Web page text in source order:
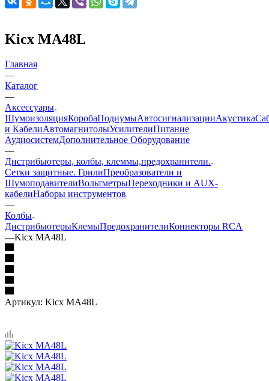
Kicx MA48L
Главная
—
Каталог
—
Аксессуары
ШумоизоляцияКоробаПодиумыАвтосигнализацииАкустика
и КабелиАвтомагнитолыУсилителиПитание
АудиосистемДополнительное Оборудование
—
Дистрибьютеры, колбы, клеммы,предохранители.
Сетки защитные. ГрилиПреобразователи и
ШумоподавителиВольтметрыПереходники и AUX-
кабелиНаборы инструментов
—
Колбы
ДистрибьютерыКлемыПредохранителиКоннекторы RCA
—Kicx MA48L
Артикул: Kicx MA48L